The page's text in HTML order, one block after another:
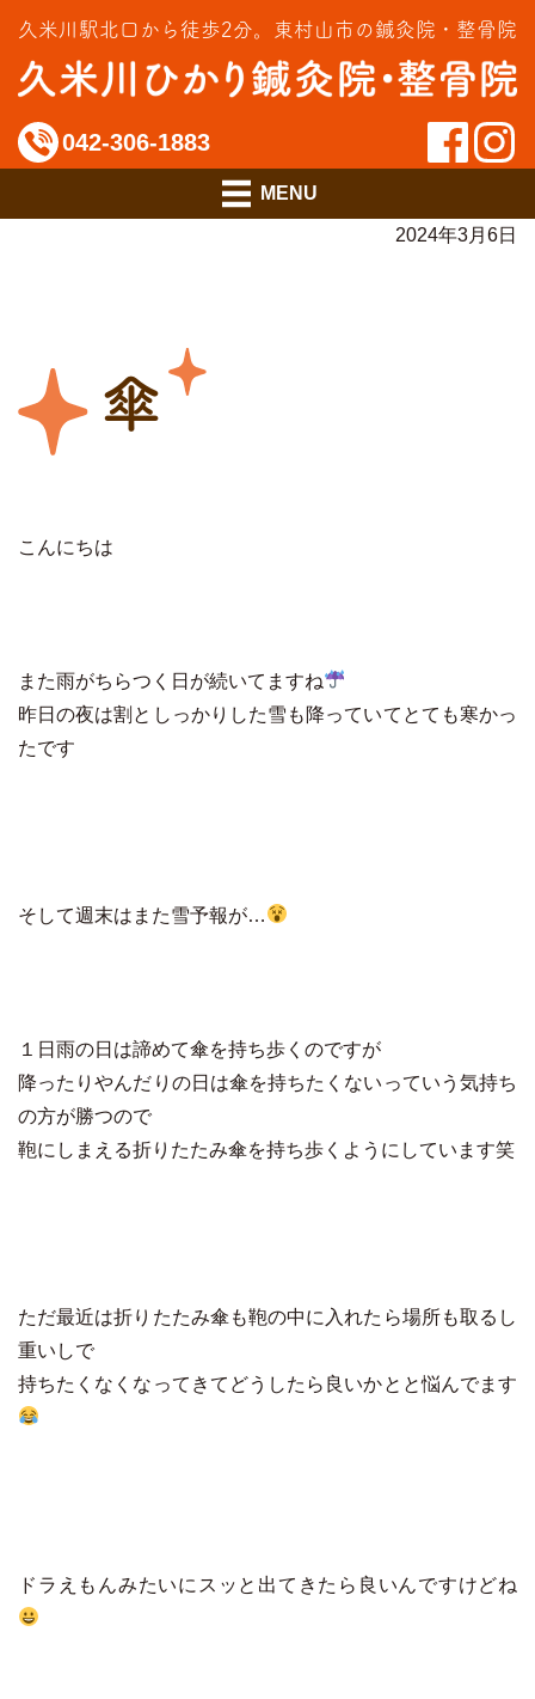
久米川駅北口から徒歩2分。 東村山市の鍼灸院・整骨院
042-306-1883
料金のご案内
アクセス
2024年3月6日
傘
こんにちは
また雨がちらつく日が続いてますね
昨日の夜は割としっかりした雪も降っていてとても寒かっ
たです
そして週末はまた雪予報が…
１日雨の日は諦めて傘を持ち歩くのですが
降ったりやんだりの日は傘を持ちたくないっていう気持ち
の方が勝つので
鞄にしまえる折りたたみ傘を持ち歩くようにしています笑
ただ最近は折りたたみ傘も鞄の中に入れたら場所も取るし
重いしで
持ちたくなくなってきてどうしたら良いかとと悩んでます
ドラえもんみたいにスッと出てきたら良いんですけどね